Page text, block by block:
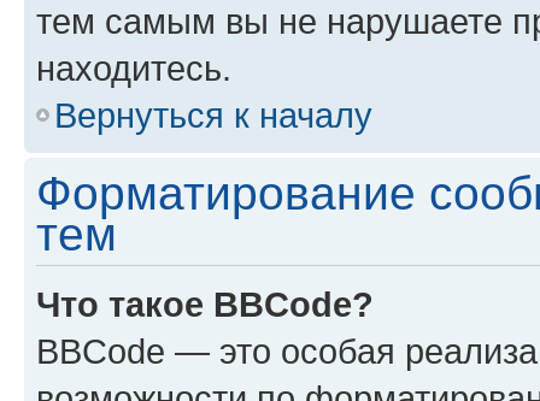
тем самым вы не нарушаете
находитесь.
Вернуться к началу
Форматирование
тем
Что такое BBCode?
BBCode — это особая